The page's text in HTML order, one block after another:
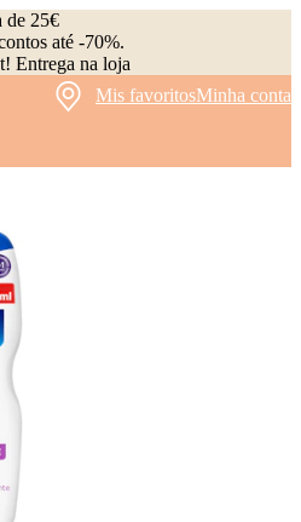
de 25€
até -70%.
Entrega na loja
Mis favoritosMinha conta